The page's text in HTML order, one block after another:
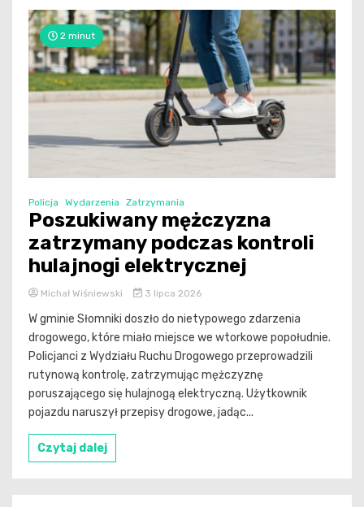
2 minut
Policja Wydarzenia Zatrzymania
Poszukiwany mężczyzna
zatrzymany podczas kontroli
hulajnogi elektrycznej
Michał Wiśniewski 3 lipca 2026
W gminie Słomniki doszło do nietypowego zdarzenia
drogowego, które miało miejsce we wtorkowe popołudnie.
Policjanci z Wydziału Ruchu Drogowego przeprowadzili
rutynową kontrolę, zatrzymując mężczyznę
poruszającego się hulajnogą elektryczną. Użytkownik
pojazdu naruszył przepisy drogowe, jadąc...
Czytaj dalej